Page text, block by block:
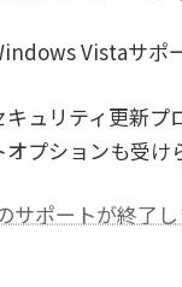
Vistaサポ
ュリティ更新
プションも受け
ポートが終了し